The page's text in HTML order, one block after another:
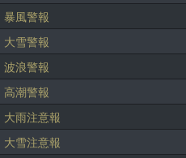
暴風警報
大雪警報
波浪警報
高潮警報
大雨注意報
大雪注意報